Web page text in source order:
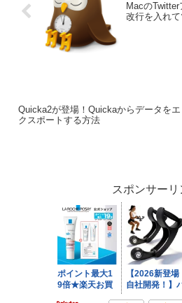
Macの
改行を入れ
Quicka2が登場！Quickaからデータをエ
クスポートする方法
スポンサーリ